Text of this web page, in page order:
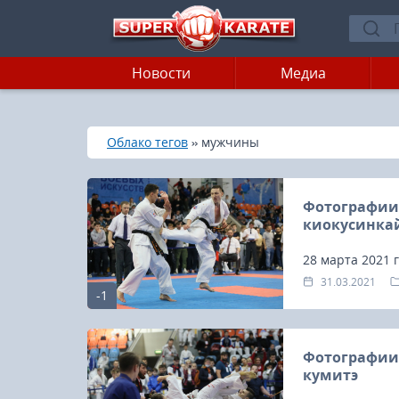
Новости Медиа
Главная
»
Облако тегов » мужчины
-1
Фотографии
28 марта 2021
на чемпионате
31.03.2021
кумитэ